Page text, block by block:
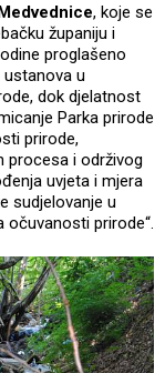
, koje se
županiju i
proglašeno
ustanova u
dok djelatnost
Parka prirode
prirode,
procesa i održivog
uvjeta i mjera
sudjelovanje u
očuvanosti prirode“.